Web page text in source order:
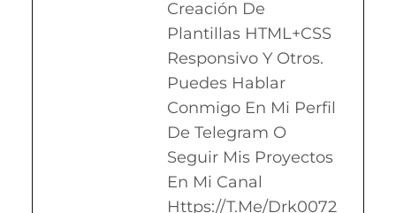
Creación De
Plantillas HTML+CSS
Responsivo Y Otros.
Puedes Hablar
Conmigo En Mi Perfil
De Telegram O
Seguir Mis Proyectos
En Mi Canal
Https://t.me/drk0072